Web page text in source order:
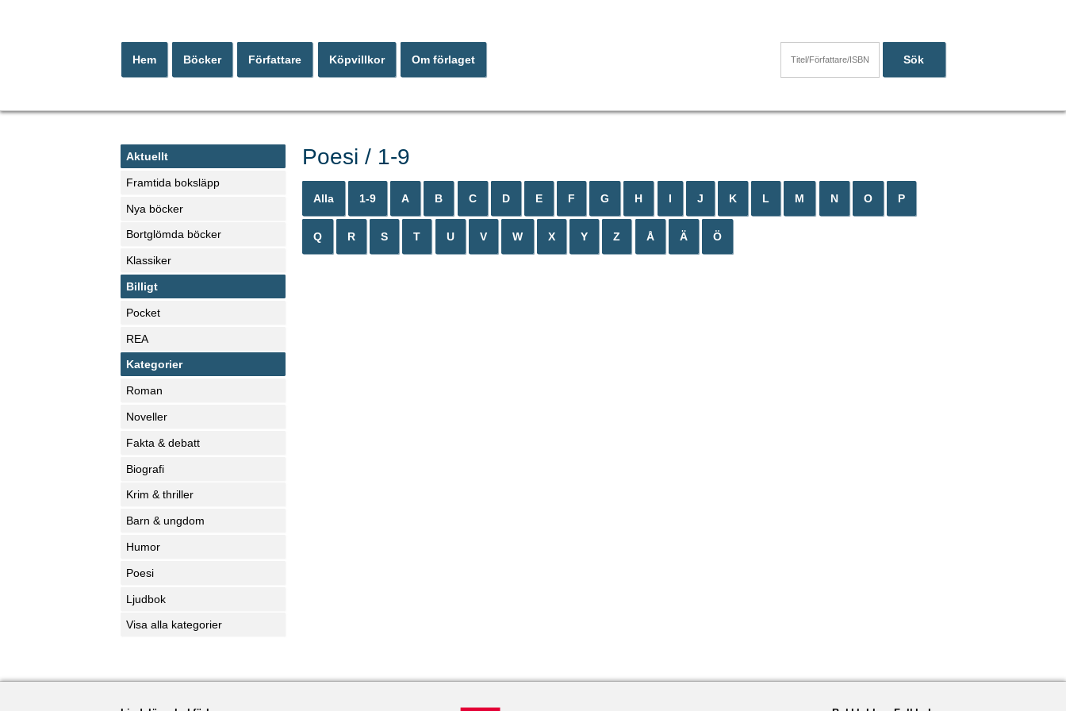
Hem Böcker Författare Köpvillkor Om förlaget Sök
Aktuellt
Framtida boksläpp
Nya böcker
Bortglömda böcker
Klassiker
Billigt
Pocket
REA
Kategorier
Roman
Noveller
Fakta & debatt
Biografi
Krim & thriller
Barn & ungdom
Humor
Poesi
Ljudbok
Visa alla kategorier
Poesi / 1-9
Alla 1-9 A B C D E F G H I J K L M N O P
Q R S T U V W X Y Z Å Ä Ö